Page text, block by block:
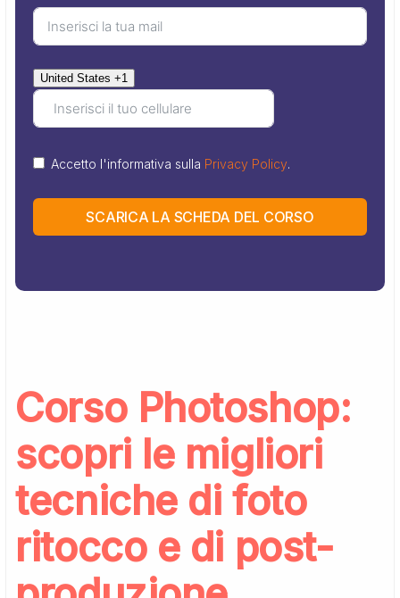
United States +1
Accetto l'informativa sulla Privacy Policy.
SCARICA LA SCHEDA DEL CORSO
Corso Photoshop:
scopri le migliori
tecniche di foto
ritocco e di post-